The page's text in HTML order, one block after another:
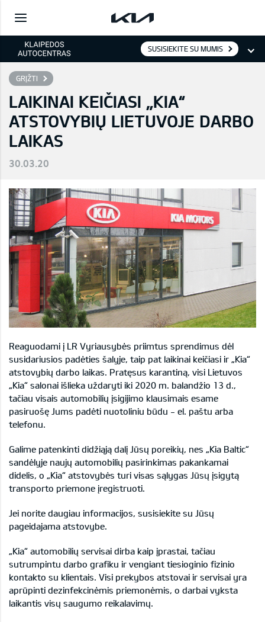
SUSISIEKITE SU MUMIS
GRĮŽTI
LAIKINAI KEIČIASI „KIA“
ATSTOVYBIŲ LIETUVOJE DARBO
LAIKAS
30.03.20
Reaguodami į LR Vyriausybės priimtus sprendimus dėl
susidariusios padėties šalyje, taip pat laikinai keičiasi ir „Kia“
atstovybių darbo laikas. Pratęsus karantiną, visi Lietuvos
„Kia“ salonai išlieka uždaryti iki 2020 m. balandžio 13 d.,
tačiau visais automobilių įsigijimo klausimais esame
pasiruošę Jums padėti nuotoliniu būdu - el. paštu arba
telefonu.
Galime patenkinti didžiąją dalį Jūsų poreikių, nes „Kia Baltic“
sandėlyje naujų automobilių pasirinkimas pakankamai
didelis, o „Kia“ atstovybės turi visas sąlygas Jūsų įsigytą
transporto priemone įregistruoti.
Jei norite daugiau informacijos, susisiekite su Jūsų
pageidajama atstovybe.
„Kia“ automobilių servisai dirba kaip įprastai, tačiau
sutrumpintu darbo grafiku ir vengiant tiesioginio fizinio
kontakto su klientais. Visi prekybos atstovai ir servisai yra
aprūpinti dezinfekcinėmis priemonėmis, o darbai vyksta
laikantis visų saugumo reikalavimų.